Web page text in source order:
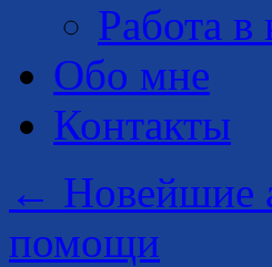
Работа в
Обо мне
Контакты
← Новейшие
помощи